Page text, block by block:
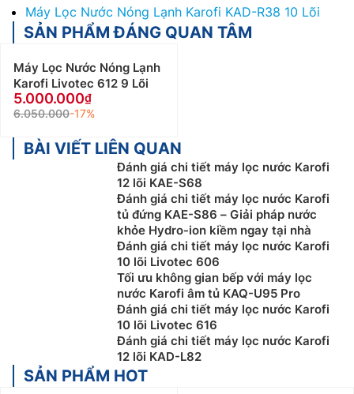
Máy Lọc Nước Nóng Lạnh Karofi KAD-R38 10 Lõi
SẢN PHẨM ĐÁNG QUAN TÂM
Máy Lọc Nước Nóng Lạnh
Karofi Livotec 612 9 Lõi
5.000.000
6.050.000-17%
BÀI VIẾT LIÊN QUAN
Đánh giá chi tiết máy lọc nước Karofi
12 lõi KAE-S68
Đánh giá chi tiết máy lọc nước Karofi
tủ đứng KAE-S86 – Giải pháp nước
khỏe Hydro-ion kiềm ngay tại nhà
Đánh giá chi tiết máy lọc nước Karofi
10 lõi Livotec 606
Tối ưu không gian bếp với máy lọc
nước Karofi âm tủ KAQ-U95 Pro
Đánh giá chi tiết máy lọc nước Karofi
10 lõi Livotec 616
Đánh giá chi tiết máy lọc nước Karofi
12 lõi KAD-L82
SẢN PHẨM HOT